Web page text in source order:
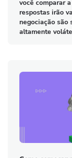
você comparar
respostas irão
negociação são
altamente